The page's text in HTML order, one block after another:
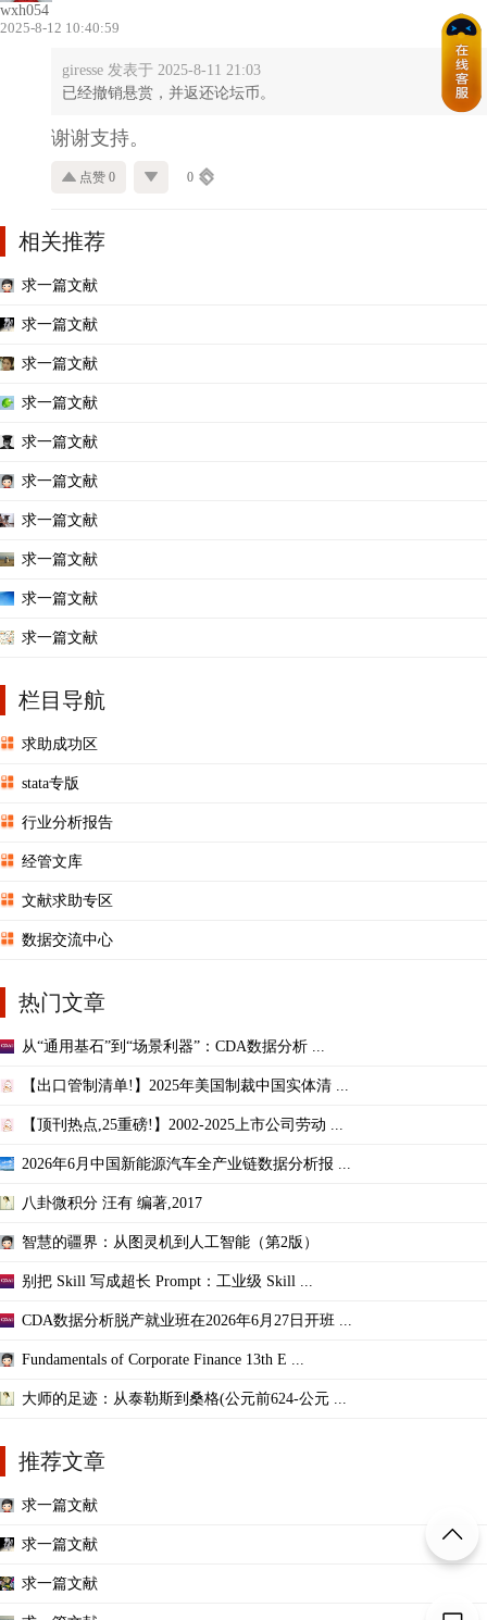
wxh054
2025-8-12 10:40:59
giresse 发表于 2025-8-11 21:03
已经撤销悬赏，并返还论坛币。
谢谢支持。
点赞 0 0
相关推荐
求一篇文献
求一篇文献
求一篇文献
求一篇文献
求一篇文献
求一篇文献
求一篇文献
求一篇文献
求一篇文献
求一篇文献
栏目导航
求助成功区
stata专版
行业分析报告
经管文库
文献求助专区
数据交流中心
热门文章
从“通用基石”到“场景利器”：CDA数据分析 ...
【出口管制清单!】2025年美国制裁中国实体清 ...
【顶刊热点,25重磅!】2002-2025上市公司劳动 ...
2026年6月中国新能源汽车全产业链数据分析报 ...
八卦微积分 汪有 编著,2017
智慧的疆界：从图灵机到人工智能（第2版）
别把 Skill 写成超长 Prompt：工业级 Skill ...
CDA数据分析脱产就业班在2026年6月27日开班 ...
Fundamentals of Corporate Finance 13th E ...
大师的足迹：从泰勒斯到桑格(公元前624-公元 ...
推荐文章
求一篇文献
求一篇文献
求一篇文献